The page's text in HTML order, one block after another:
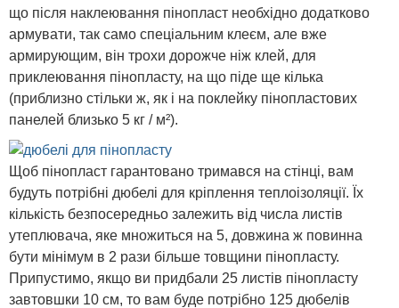
що після наклеювання пінопласт необхідно додатково
армувати, так само спеціальним клеєм, але вже
армирующим, він трохи дорожче ніж клей, для
приклеювання пінопласту, на що піде ще кілька
(приблизно стільки ж, як і на поклейку пінопластових
панелей близько 5 кг / м²).
Щоб пінопласт гарантовано тримався на стінці, вам
будуть потрібні дюбелі для кріплення теплоізоляції. Їх
кількість безпосередньо залежить від числа листів
утеплювача, яке множиться на 5, довжина ж повинна
бути мінімум в 2 рази більше товщини пінопласту.
Припустимо, якщо ви придбали 25 листів пінопласту
завтовшки 10 см, то вам буде потрібно 125 дюбелів